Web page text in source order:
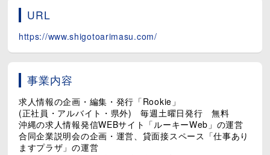
URL
https://www.shigotoarimasu.com/
事業内容
求人情報の企画・編集・発行「Rookie」
(正社員・アルバイト・県外) 毎週土曜日発行 無料
沖縄の求人情報発信WEBサイト「ルーキーWeb」の運営
合同企業説明会の企画・運営、貸面接スペース「仕事あり
ますプラザ」の運営